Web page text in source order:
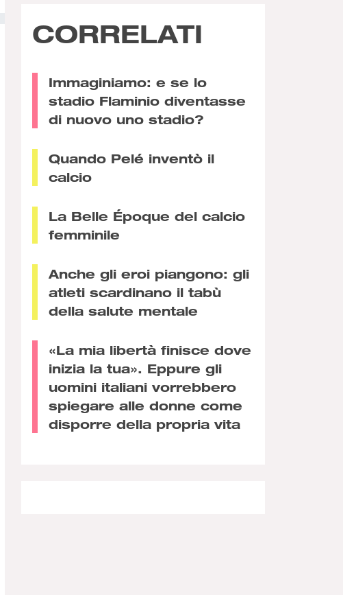
CORRELATI
Immaginiamo: e se lo
stadio Flaminio diventasse
di nuovo uno stadio?
Quando Pelé inventò il
calcio
La Belle Époque del calcio
femminile
Anche gli eroi piangono: gli
atleti scardinano il tabù
della salute mentale
«La mia libertà finisce dove
inizia la tua». Eppure gli
uomini italiani vorrebbero
spiegare alle donne come
disporre della propria vita